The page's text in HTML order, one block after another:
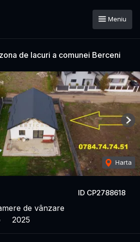
Meniu
de lacuri a comunei Berceni
ID CP2788618
de vânzare
2025
Harta